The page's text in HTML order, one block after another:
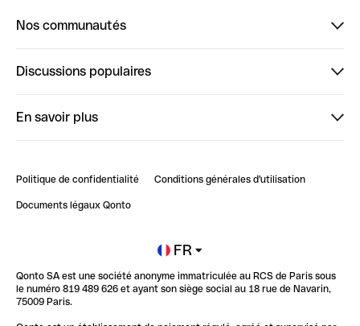
Nos communautés
ClubQonto
Discussions populaires
Impact de l'IA sur les carrières/productivité
En savoir plus
Blog
Newsroom
Glossaire finance
Politique de confidentialité Conditions générales d'utilisation
Documents légaux Qonto
FR
Qonto SA est une société anonyme immatriculée au RCS de Paris sous
le numéro 819 489 626 et ayant son siège social au 18 rue de Navarin,
75009 Paris.